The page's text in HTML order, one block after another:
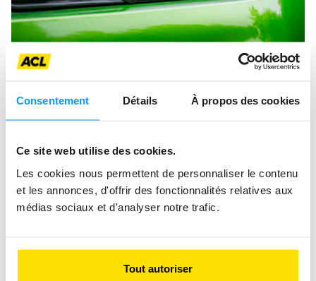
Consentement Détails À propos des cookies
Ce site web utilise des cookies.
Les cookies nous permettent de personnaliser le contenu
et les annonces, d'offrir des fonctionnalités relatives aux
médias sociaux et d'analyser notre trafic.
Tout autoriser
BMW M2
Banc d'essai Thermique